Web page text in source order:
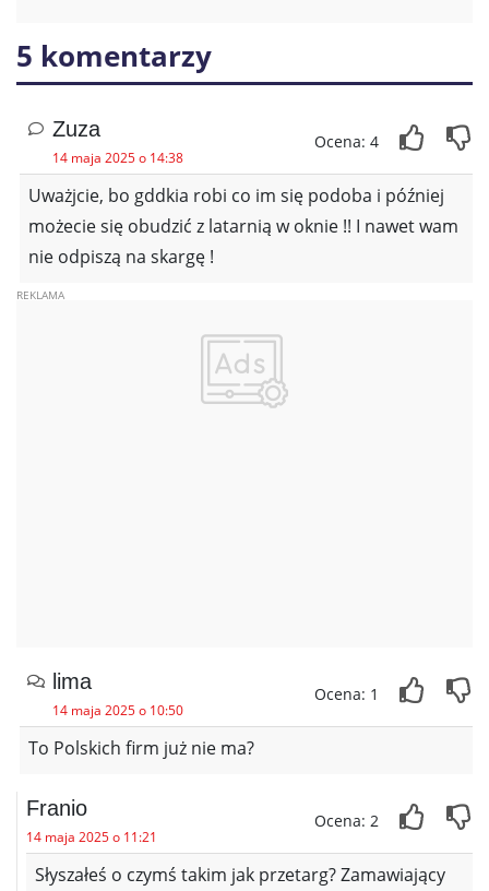
5 komentarzy
Zuza
14 maja 2025 o 14:38
Ocena: 4
Uważjcie, bo gddkia robi co im się podoba i później
możecie się obudzić z latarnią w oknie !! I nawet wam
nie odpiszą na skargę !
lima
14 maja 2025 o 10:50
Ocena: 1
To Polskich firm już nie ma?
Franio
14 maja 2025 o 11:21
Ocena: 2
Słyszałeś o czymś takim jak przetarg? Zamawiający